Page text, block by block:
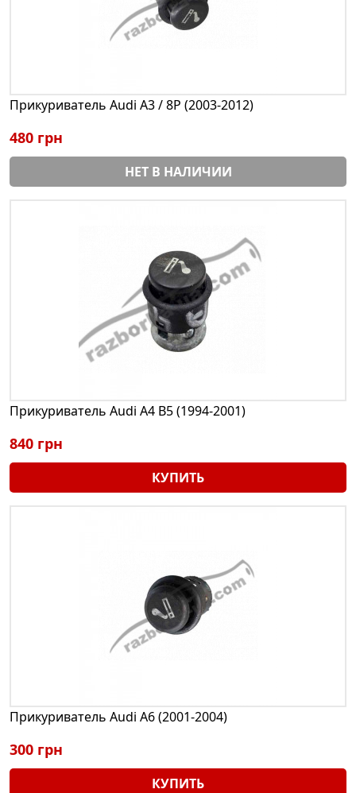
Прикуриватель Audi A3 / 8P (2003-2012)
480 грн
НЕТ В НАЛИЧИИ
Прикуриватель Audi A4 B5 (1994-2001)
840 грн
КУПИТЬ
Прикуриватель Audi A6 (2001-2004)
300 грн
КУПИТЬ